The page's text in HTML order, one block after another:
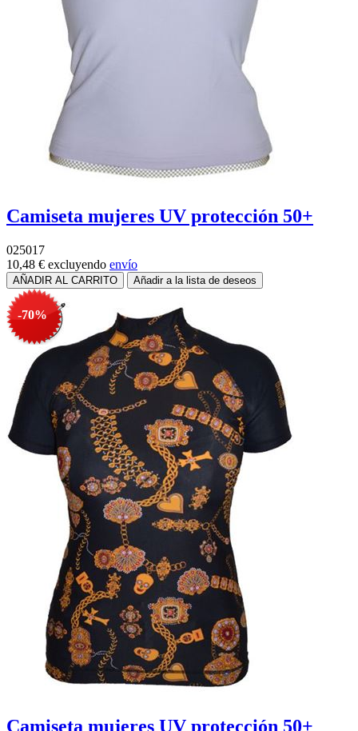
Camiseta mujeres UV protección 50+
025017
10,48 € excluyendo envío
-70%
Camiseta mujeres UV protección 50+